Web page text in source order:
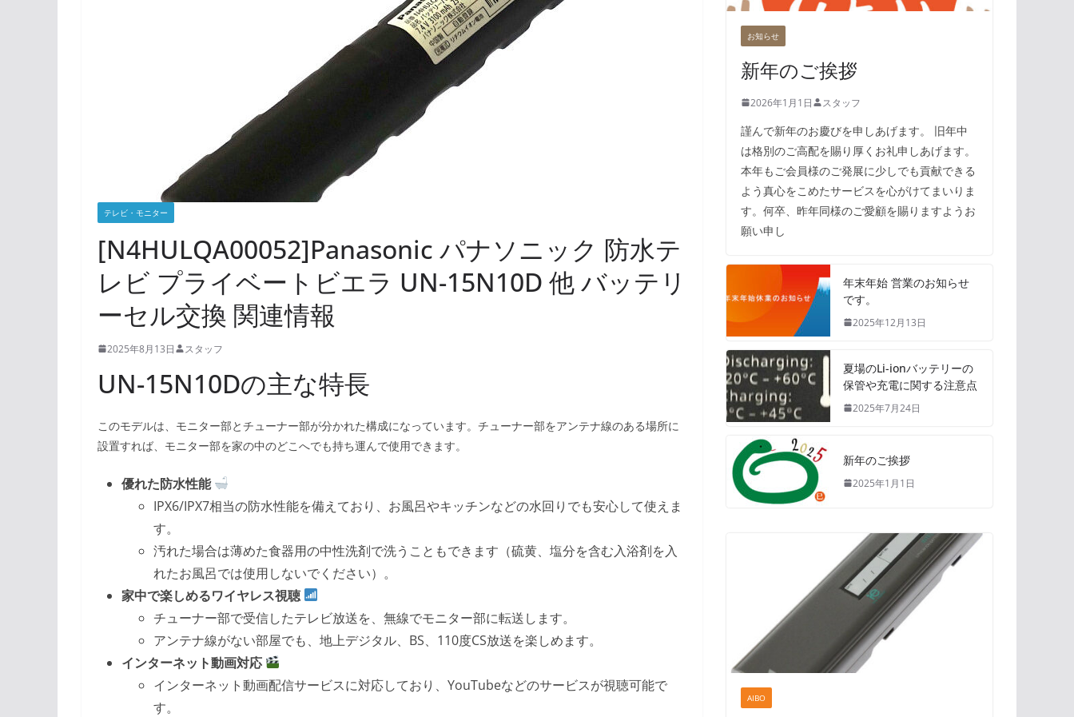
テレビ・モニター
[N4HULQA00052]Panasonic パナソニック 防水テ
レビ プライベートビエラ UN-15N10D 他 バッテリ
ーセル交換 関連情報
2025年8月13日 スタッフ
UN-15N10Dの主な特長
このモデルは、モニター部とチューナー部が分かれた構成になっています。チューナー部をアンテナ線のある場所に
設置すれば、モニター部を家の中のどこへでも持ち運んで使用できます。
優れた防水性能
IPX6/IPX7相当の防水性能を備えており、お風呂やキッチンなどの水回りでも安心して使えま
す。
汚れた場合は薄めた食器用の中性洗剤で洗うこともできます（硫黄、塩分を含む入浴剤を入
れたお風呂では使用しないでください）。
家中で楽しめるワイヤレス視聴
チューナー部で受信したテレビ放送を、無線でモニター部に転送します。
アンテナ線がない部屋でも、地上デジタル、BS、110度CS放送を楽しめます。
インターネット動画対応
インターネット動画配信サービスに対応しており、YouTubeなどのサービスが視聴可能で
す。
お知らせ
新年のご挨拶
2026年1月1日 スタッフ
謹んで新年のお慶びを申しあげます。 旧年中
は格別のご高配を賜り厚くお礼申しあげます。
本年もご会員様のご発展に少しでも貢献できる
よう真心をこめたサービスを心がけてまいりま
す。何卒、昨年同様のご愛顧を賜りますようお
願い申し
年末年始 営業のお知らせ
です。
2025年12月13日
夏場のLi-ionバッテリーの
保管や充電に関する注意点
2025年7月24日
新年のご挨拶
2025年1月1日
AIBO